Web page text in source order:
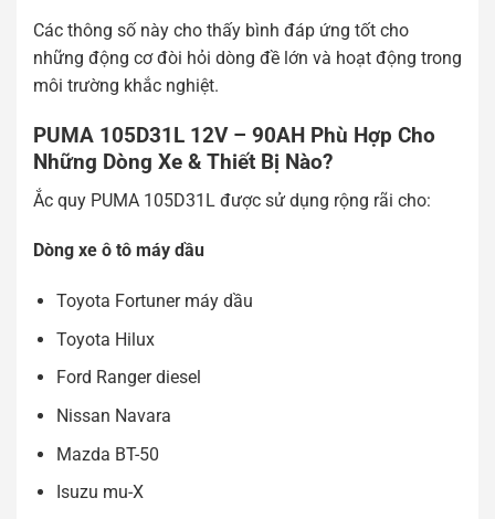
Các thông số này cho thấy bình đáp ứng tốt cho
những động cơ đòi hỏi dòng đề lớn và hoạt động trong
môi trường khắc nghiệt.
PUMA 105D31L 12V – 90AH Phù Hợp Cho
Những Dòng Xe & Thiết Bị Nào?
Ắc quy PUMA 105D31L được sử dụng rộng rãi cho:
Dòng xe ô tô máy dầu
Toyota Fortuner máy dầu
Toyota Hilux
Ford Ranger diesel
Nissan Navara
Mazda BT-50
Isuzu mu-X